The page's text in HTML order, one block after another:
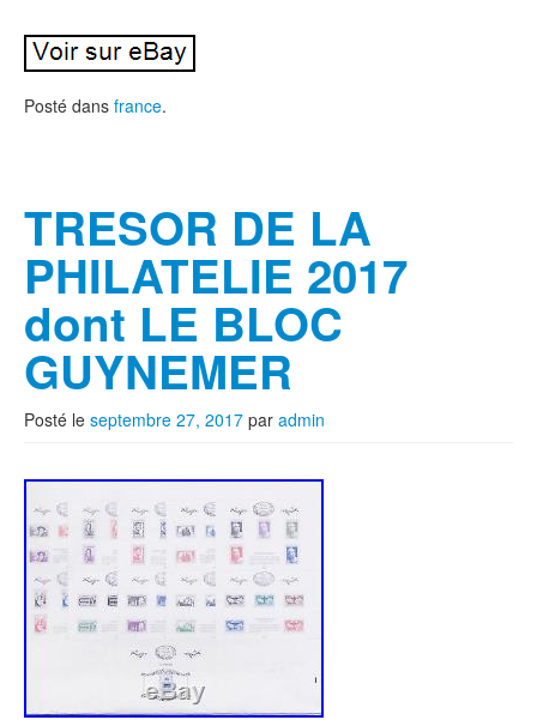
Posté dans france.
TRESOR DE LA
PHILATELIE 2017
dont LE BLOC
GUYNEMER
Posté le septembre 27, 2017 par admin